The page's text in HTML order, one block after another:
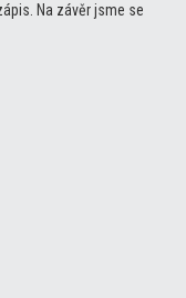
Na závěr jsme se